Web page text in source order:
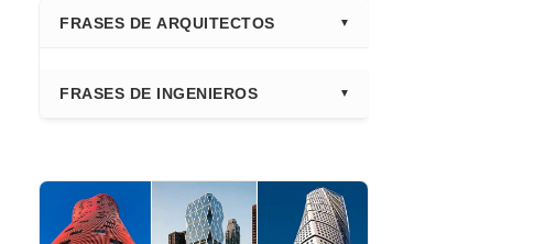
FRASES DE ARQUITECTOS
Adrian Smith
FRASES DE INGENIEROS
Leslie E. Robertson
Félix Cándela